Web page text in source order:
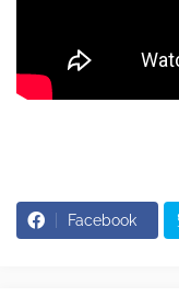
Facebook